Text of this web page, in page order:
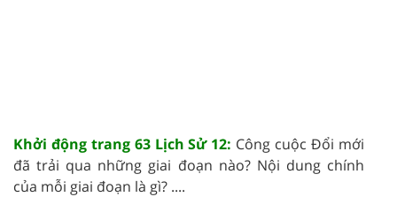
Khởi động trang 63 Lịch Sử 12: Công cuộc Đổi mới
đã trải qua những giai đoạn nào? Nội dung chính
của mỗi giai đoạn là gì? ....